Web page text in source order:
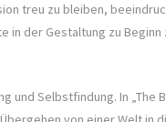
treu zu bleiben,
der Gestaltung zu
Selbstfindung. In